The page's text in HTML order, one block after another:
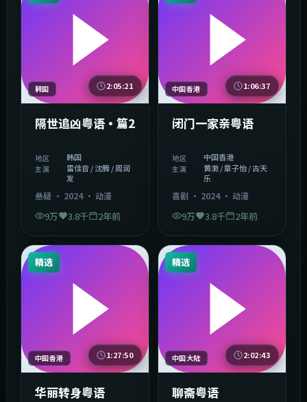
韩国 2:05:21
隔世追凶粤语·篇2
地区 韩国
主演
雷佳音 / 沈腾 / 周润
发
悬疑· 2024· 动漫
9万 3.8千 2年前
中国香港 1:06:37
闭门一家亲粤语
地区 中国香港
主演
黄渤 / 章子怡 / 古天
乐
喜剧· 2024· 动漫
9万 3.8千 2年前
精选
中国香港 1:27:50
华丽转身粤语
精选
中国大陆 2:02:43
聊斋粤语